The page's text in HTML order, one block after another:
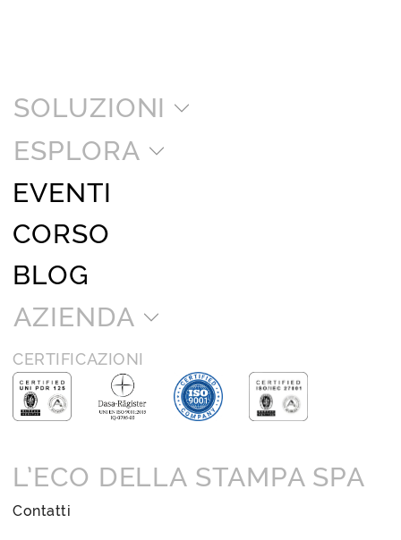
SOLUZIONI
ESPLORA
EVENTI
CORSO
BLOG
AZIENDA
CERTIFICAZIONI
L’ECO DELLA STAMPA SPA
Contatti